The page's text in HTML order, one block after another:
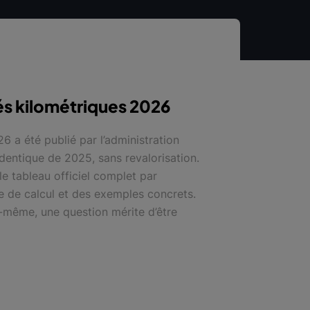
kilométriques 2026
a été publié par l’administration
de 2025, sans revalorisation.
tableau officiel complet par
de calcul et des exemples concrets.
une question mérite d’être